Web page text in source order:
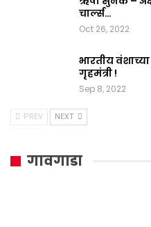
चार्ल्स…
Oct 26, 2022
भारतीय
गृहमंत्री !
Sep 8, 2022
PREV NEXT
गावगाडा